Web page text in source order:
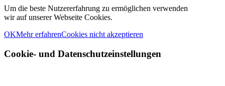
Um die beste Nutzererfahrung zu ermöglichen verwenden
wir auf unserer Webseite Cookies.
OKMehr erfahrenCookies nicht akzeptieren
Cookie- und Datenschutzeinstellungen